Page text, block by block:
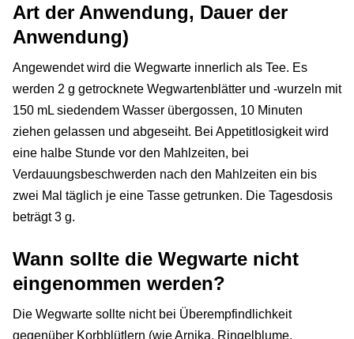
Art der Anwendung, Dauer der
Anwendung)
Angewendet wird die Wegwarte innerlich als Tee. Es
werden 2 g getrocknete Wegwartenblätter und -wurzeln mit
150 mL siedendem Wasser übergossen, 10 Minuten
ziehen gelassen und abgeseiht. Bei Appetitlosigkeit wird
eine halbe Stunde vor den Mahlzeiten, bei
Verdauungsbeschwerden nach den Mahlzeiten ein bis
zwei Mal täglich je eine Tasse getrunken. Die Tagesdosis
beträgt 3 g.
Wann sollte die Wegwarte nicht
eingenommen werden?
Die Wegwarte sollte nicht bei Überempfindlichkeit
gegenüber Korbblütlern (wie Arnika, Ringelblume,